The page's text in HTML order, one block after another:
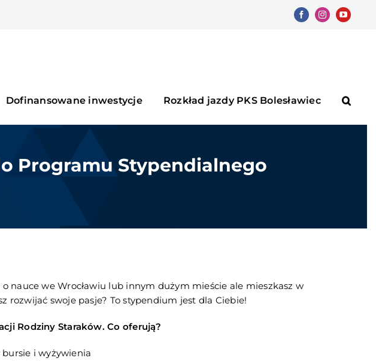
FacebookInstagramYouTube
Dofinansowane inwestycje Rozkład jazdy PKS Bolesławiec
Programu Stypendialnego
o nauce we Wrocławiu lub innym dużym mieście ale mieszkasz w
rozwijać swoje pasje? To stypendium jest dla Ciebie!
Rodziny Staraków. Co oferują?
i wyżywienia